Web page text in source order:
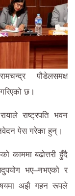
पौडेलसमक्ष
छ।
राष्ट्रपति भवन
पेस गरेका हुन्।
काममा बढोत्तरी हुँदै
भए–नभएको र
अझै गहन रूपले